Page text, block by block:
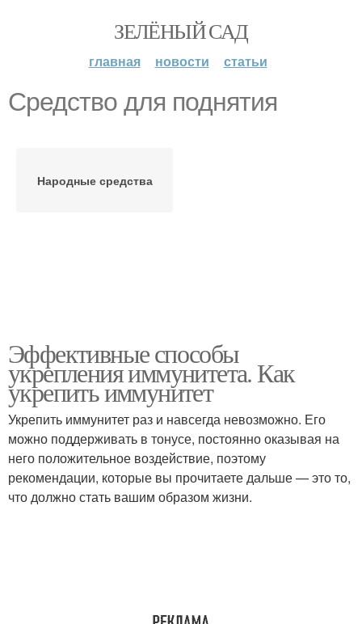
ЗЕЛЁНЫЙ САД
главная новости статьи
Средство для поднятия
Народные средства
Эффективные способы
укрепления иммунитета. Как
укрепить иммунитет
Укрепить иммунитет раз и навсегда невозможно. Его
можно поддерживать в тонусе, постоянно оказывая на
него положительное воздействие, поэтому
рекомендации, которые вы прочитаете дальше — это то,
что должно стать вашим образом жизни.